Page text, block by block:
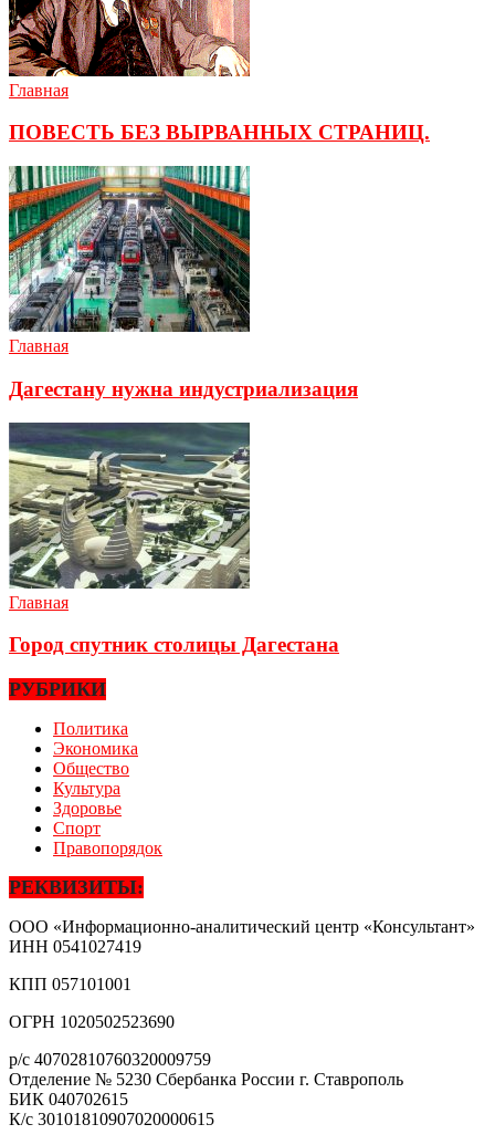
Главная
ПОВЕСТЬ БЕЗ ВЫРВАННЫХ СТРАНИЦ.
Главная
Дагестану нужна индустриализация
Главная
Город спутник столицы Дагестана
РУБРИКИ
Политика
Экономика
Общество
Культура
Здоровье
Спорт
Правопорядок
РЕКВИЗИТЫ:
ООО «Информационно-аналитический центр «Консультант»
ИНН 0541027419
КПП 057101001
ОГРН 1020502523690
р/с 40702810760320009759
Отделение № 5230 Сбербанка России г. Ставрополь
БИК 040702615
К/с 30101810907020000615